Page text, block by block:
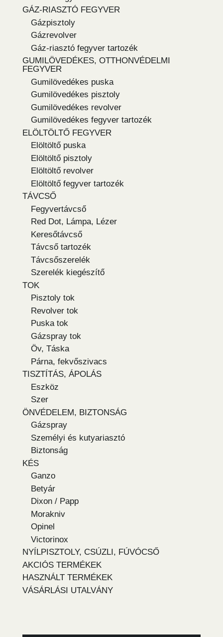
GÁZ-RIASZTÓ FEGYVER
Gázpisztoly
Gázrevolver
Gáz-riasztó fegyver tartozék
GUMILÖVEDÉKES, OTTHONVÉDELMI
FEGYVER
Gumilövedékes puska
Gumilövedékes pisztoly
Gumilövedékes revolver
Gumilövedékes fegyver tartozék
ELÖLTÖLTŐ FEGYVER
Elöltöltő puska
Elöltöltő pisztoly
Elöltöltő revolver
Elöltöltő fegyver tartozék
TÁVCSŐ
Fegyvertávcső
Red Dot, Lámpa, Lézer
Keresőtávcső
Távcső tartozék
Távcsőszerelék
Szerelék kiegészítő
TOK
Pisztoly tok
Revolver tok
Puska tok
Gázspray tok
Öv, Táska
Párna, fekvőszivacs
TISZTÍTÁS, ÁPOLÁS
Eszköz
Szer
ÖNVÉDELEM, BIZTONSÁG
Gázspray
Személyi és kutyariasztó
Biztonság
KÉS
Ganzo
Betyár
Dixon / Papp
Morakniv
Opinel
Victorinox
NYÍLPISZTOLY, CSÚZLI, FÚVÓCSŐ
AKCIÓS TERMÉKEK
HASZNÁLT TERMÉKEK
VÁSÁRLÁSI UTALVÁNY